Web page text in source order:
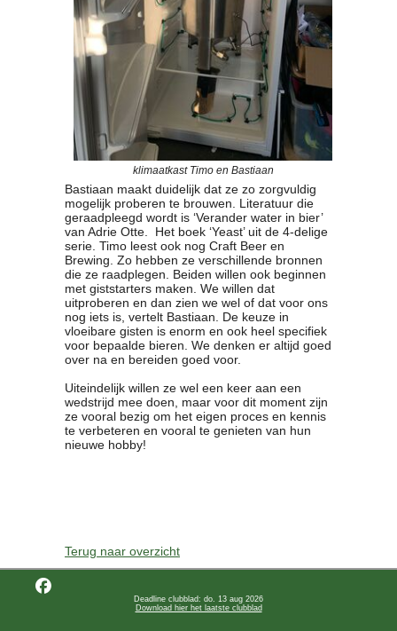
klimaatkast Timo en Bastiaan
Bastiaan maakt duidelijk dat ze zo zorgvuldig
mogelijk proberen te brouwen. Literatuur die
geraadpleegd wordt is ‘Verander water in bier’
van Adrie Otte. Het boek ‘Yeast’ uit de 4-delige
serie. Timo leest ook nog Craft Beer en
Brewing. Zo hebben ze verschillende bronnen
die ze raadplegen. Beiden willen ook beginnen
met giststarters maken. We willen dat
uitproberen en dan zien we wel of dat voor ons
nog iets is, vertelt Bastiaan. De keuze in
vloeibare gisten is enorm en ook heel specifiek
voor bepaalde bieren. We denken er altijd goed
over na en bereiden goed voor.
Uiteindelijk willen ze wel een keer aan een
wedstrijd mee doen, maar voor dit moment zijn
ze vooral bezig om het eigen proces en kennis
te verbeteren en vooral te genieten van hun
nieuwe hobby!
Terug naar overzicht
Deadline clubblad: do. 13 aug 2026
Download hier het laatste clubblad